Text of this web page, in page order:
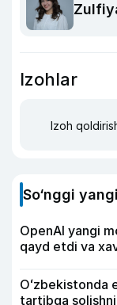
Izohlar
Izoh
So‘nggi
OpenAI yangi
qayd etdi va
Oʻzbekistonda
tartibga